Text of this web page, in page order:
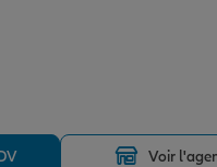
Voir